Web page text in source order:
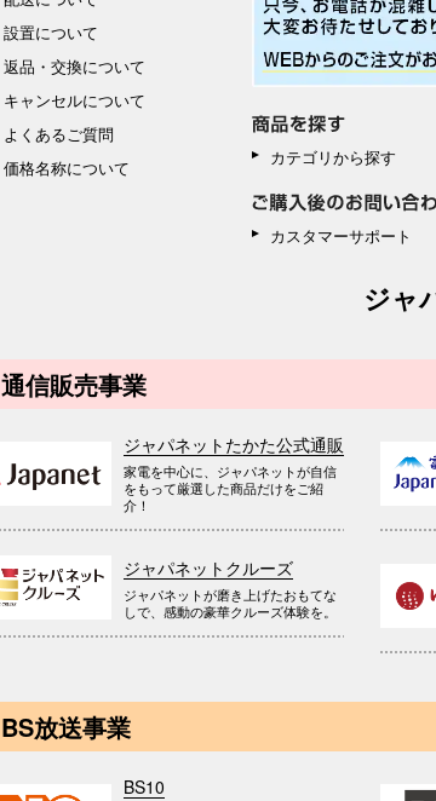
設置について
返品・交換について
キャンセルについて
よくあるご質問
価格名称について
カテゴリから探す
カスタマーサポート
ジャ
通信販売事業
ジャパネットたかた公式通販
家電を中心に、ジャパネットが自信
をもって厳選した商品だけをご紹
介！
ジャパネットクルーズ
ジャパネットが磨き上げたおもてな
しで、感動の豪華クルーズ体験を。
BS放送事業
BS10